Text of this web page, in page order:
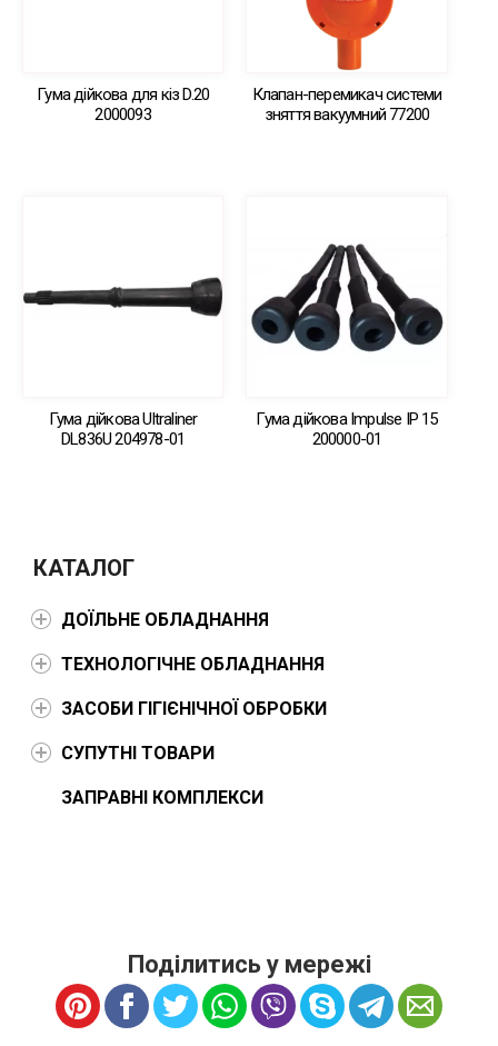
Гума дійкова для кіз D.20
2000093
Клапан-перемикач системи
зняття вакуумний 77200
Гума дійкова Ultraliner
DL836U 204978-01
Гума дійкова Impulse IP 15
200000-01
КАТАЛОГ
ДОЇЛЬНЕ ОБЛАДНАННЯ
ТЕХНОЛОГІЧНЕ ОБЛАДНАННЯ
ЗАСОБИ ГІГІЄНІЧНОЇ ОБРОБКИ
СУПУТНІ ТОВАРИ
ЗАПРАВНІ КОМПЛЕКСИ
Поділитись у мережі